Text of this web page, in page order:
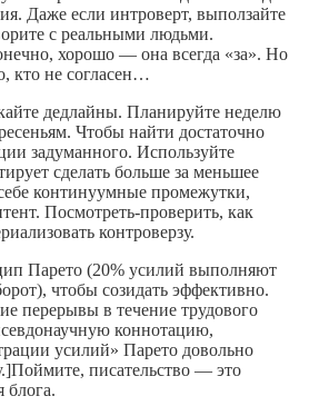
Даже если интроверт, выползайте
с реальными людьми.
хорошо — она всегда «за». Но
, кто не согласен…
дедлайны. Планируйте неделю
Чтобы найти достаточно
задуманного. Используйте
сделать больше за меньшее
континуумные промежутки,
Посмотреть-проверить, как
контроверзу.
Парето (20% усилий выполняют
чтобы созидать эффективно.
перерывы в течение трудового
коннотацию,
усилий» Парето довольно
писательство — это
блога.